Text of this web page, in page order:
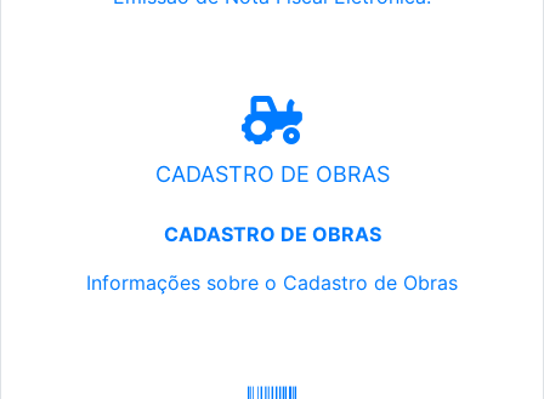
CADASTRO DE OBRAS
CADASTRO DE OBRAS
Informações sobre o Cadastro de Obras